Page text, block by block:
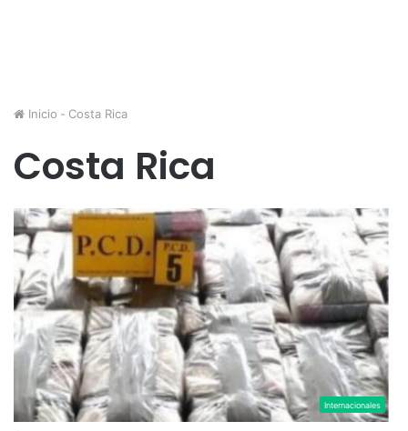
Inicio - Costa Rica
Costa Rica
Internacionales